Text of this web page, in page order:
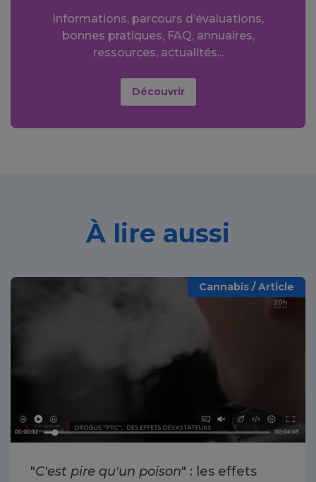
Informations, parcours d’évaluations,
bonnes pratiques, FAQ, annuaires,
ressources, actualités...
Découvrir
À lire aussi
Cannabis / Article
"C'est pire qu'un poison" : les effets